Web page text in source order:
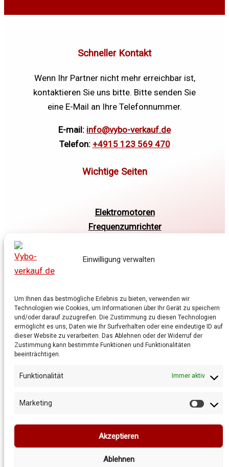
Einwilligung verwalten
Um Ihnen das bestmögliche Erlebnis zu bieten, verwenden wir
Technologien wie Cookies, um Informationen über Ihr Gerät zu speichern
und/oder darauf zuzugreifen. Die Zustimmung zu diesen Technologien
ermöglicht es uns, Daten wie Ihr Surfverhalten oder eine eindeutige ID auf
dieser Website zu verarbeiten. Das Ablehnen oder der Widerruf der
Zustimmung kann bestimmte Funktionen und Funktionalitäten
beeinträchtigen.
Funktionalität Immer aktiv
Marketing
Akzeptieren
Ablehnen
Schneller Kontakt
Wenn Ihr Partner nicht mehr erreichbar ist,
kontaktieren Sie uns bitte. Bitte senden Sie
eine E-Mail an Ihre Telefonnummer.
E-mail: info@vybo-verkauf.de
Telefon: +4915 123 569 470
Elektromotoren
Frequenzumrichter
Datenschutzrichtlinie
Cookie-Richtlinie